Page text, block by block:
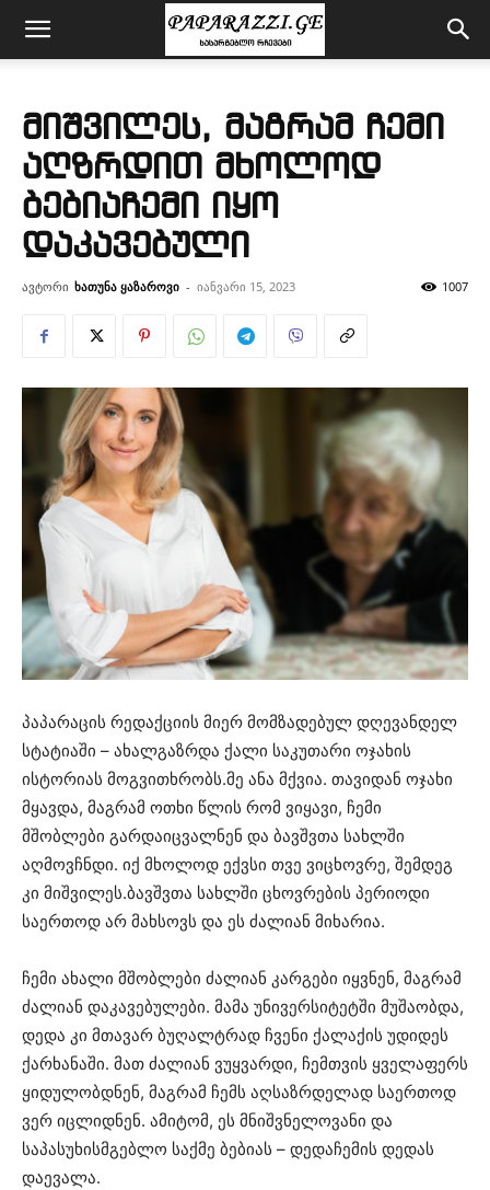
მიშვილეს, მაგრამ ჩემი
აღზრდით მხოლოდ
ბებიაჩემი იყო
დაკავებული
ავტორი ხათუნა ყაზაროვი - იანვარი 15, 2023 1007
პაპარაცის რედაქციის მიერ მომზადებულ დღევანდელ
სტატიაში – ახალგაზრდა ქალი საკუთარი ოჯახის
ისტორიას მოგვითხრობს.მე ანა მქვია. თავიდან ოჯახი
მყავდა, მაგრამ ოთხი წლის რომ ვიყავი, ჩემი
მშობლები გარდაიცვალნენ და ბავშვთა სახლში
აღმოვჩნდი. იქ მხოლოდ ექვსი თვე ვიცხოვრე, შემდეგ
კი მიშვილეს.ბავშვთა სახლში ცხოვრების პერიოდი
საერთოდ არ მახსოვს და ეს ძალიან მიხარია.
ჩემი ახალი მშობლები ძალიან კარგები იყვნენ, მაგრამ
ძალიან დაკავებულები. მამა უნივერსიტეტში მუშაობდა,
დედა კი მთავარ ბუღალტრად ჩვენი ქალაქის უდიდეს
ქარხანაში. მათ ძალიან ვუყვარდი, ჩემთვის ყველაფერს
ყიდულობდნენ, მაგრამ ჩემს აღსაზრდელად საერთოდ
ვერ იცლიდნენ. ამიტომ, ეს მნიშვნელოვანი და
საპასუხისმგებლო საქმე ბებიას – დედაჩემის დედას
დაევალა.